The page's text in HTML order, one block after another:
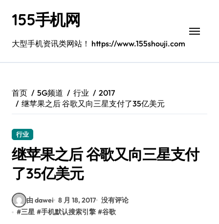
155手机网
大型手机资讯类网站！ https://www.155shouji.com
首页 5G频道 行业
2017
继苹果之后 谷歌又向三星支付了35亿美元
行业
继苹果之后 谷歌又向三星支付
了35亿美元
由 dawei 8 月 18, 2017 没有评论
#三星 #手机默认搜索引擎 #谷歌